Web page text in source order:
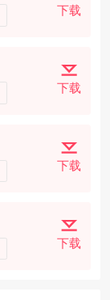
下载
下载
下载
下载